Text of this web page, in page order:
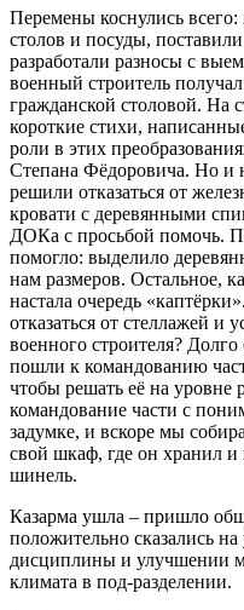
Перемены коснулись всего:
столов и посуды,
разработали разносы с
военный строитель
гражданской столовой. На
короткие стихи,
роли в этих
Степана Фёдоровича. Но и
решили отказаться от
кровати с деревянными
ДОКа с просьбой помочь.
помогло: выделило
нам размеров. Остальное,
настала очередь
отказаться от стеллажей и
военного строителя?
пошли к командованию
чтобы решать её на уровне
командование части с
задумке, и вскоре мы
свой шкаф, где он хранил
шинель.
Казарма ушла – пришло
положительно сказались
дисциплины и улучшении
климата в под-разделении.